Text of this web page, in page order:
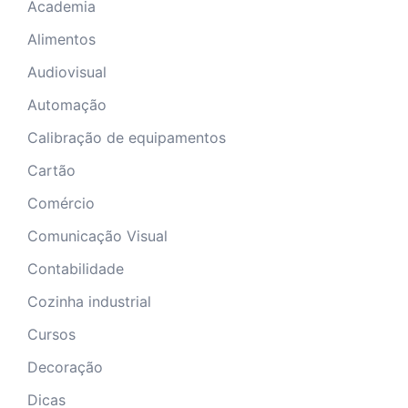
Academia
Alimentos
Audiovisual
Automação
Calibração de equipamentos
Cartão
Comércio
Comunicação Visual
Contabilidade
Cozinha industrial
Cursos
Decoração
Dicas